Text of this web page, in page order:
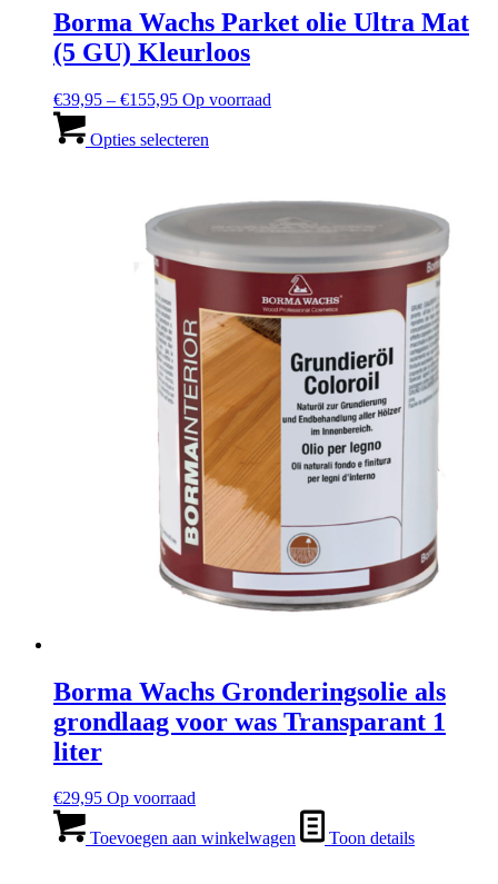
Borma Wachs Parket olie Ultra Mat
(5 GU) Kleurloos
€39,95 – €155,95Prijsbereik:
tot
€155,95
Op voorraad
Opties selecteren
varianten.
opties
kunnen
worden
gekozen
op
de
productpagina
Borma Wachs Gronderingsolie als
grondlaag voor was Transparant 1
liter
€29,95 Op voorraad
Toevoegen aan winkelwagen Toon details